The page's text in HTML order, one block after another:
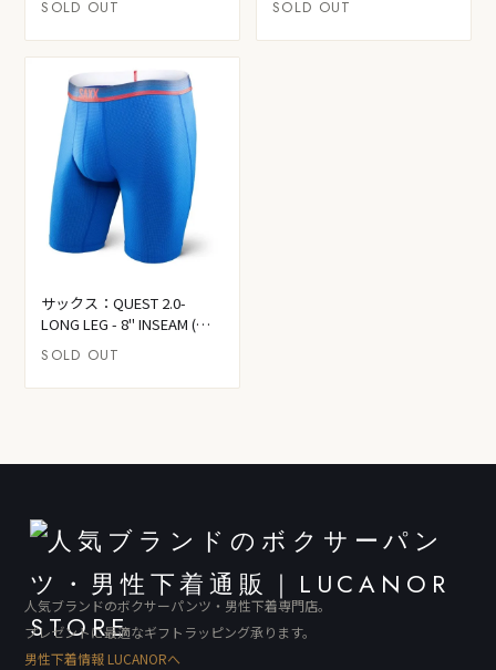
ンテンズ - マルチ)
SOLD OUT
ク・アイス・ダイ - マルチ)
SOLD OUT
サックス：QUEST 2.0-
LONG LEG - 8" INSEAM (ロ
プ）
SOLD OUT
人気ブランドのボクサーパンツ・男性下着専門店。
プレゼントに最適なギフトラッピング承ります。
男性下着情報 LUCANORへ